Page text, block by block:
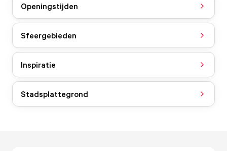
Openingstijden
Sfeergebieden
Inspiratie
Stadsplattegrond